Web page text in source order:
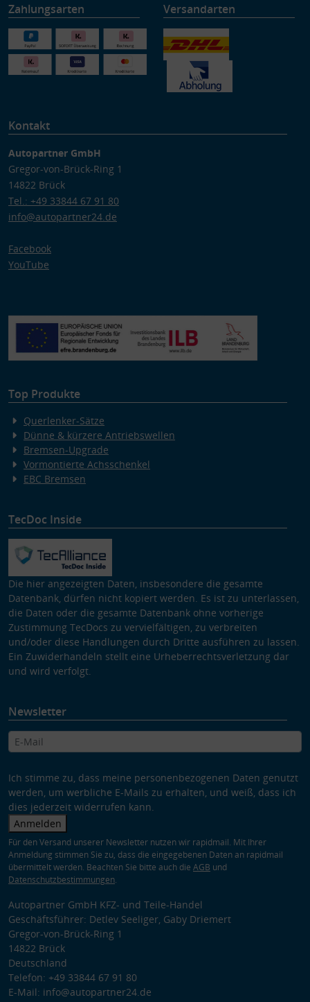
Zahlungsarten Versandarten
Kontakt
Autopartner GmbH
Gregor-von-Brück-Ring 1
14822 Brück
Tel.: +49 33844 67 91 80
info@autopartner24.de
Facebook
YouTube
Top Produkte
Querlenker-Sätze
Dünne & kürzere Antriebswellen
Bremsen-Upgrade
Vormontierte Achsschenkel
EBC Bremsen
TecDoc Inside
Die hier angezeigten Daten, insbesondere die gesamte
Datenbank, dürfen nicht kopiert werden. Es ist zu unterlassen,
die Daten oder die gesamte Datenbank ohne vorherige
Zustimmung TecDocs zu vervielfältigen, zu verbreiten
und/oder diese Handlungen durch Dritte ausführen zu lassen.
Ein Zuwiderhandeln stellt eine Urheberrechtsverletzung dar
und wird verfolgt.
Newsletter
Ich stimme zu, dass meine personenbezogenen Daten genutzt
werden, um werbliche E-Mails zu erhalten, und weiß, dass ich
dies jederzeit widerrufen kann.
Anmelden
Für den Versand unserer Newsletter nutzen wir rapidmail. Mit Ihrer
Anmeldung stimmen Sie zu, dass die eingegebenen Daten an rapidmail
übermittelt werden. Beachten Sie bitte auch die AGB und
Datenschutzbestimmungen.
Autopartner GmbH KFZ- und Teile-Handel
Geschäftsführer: Detlev Seeliger, Gaby Driemert
Gregor-von-Brück-Ring 1
14822 Brück
Deutschland
Telefon: +49 33844 67 91 80
E-Mail: info@autopartner24.de